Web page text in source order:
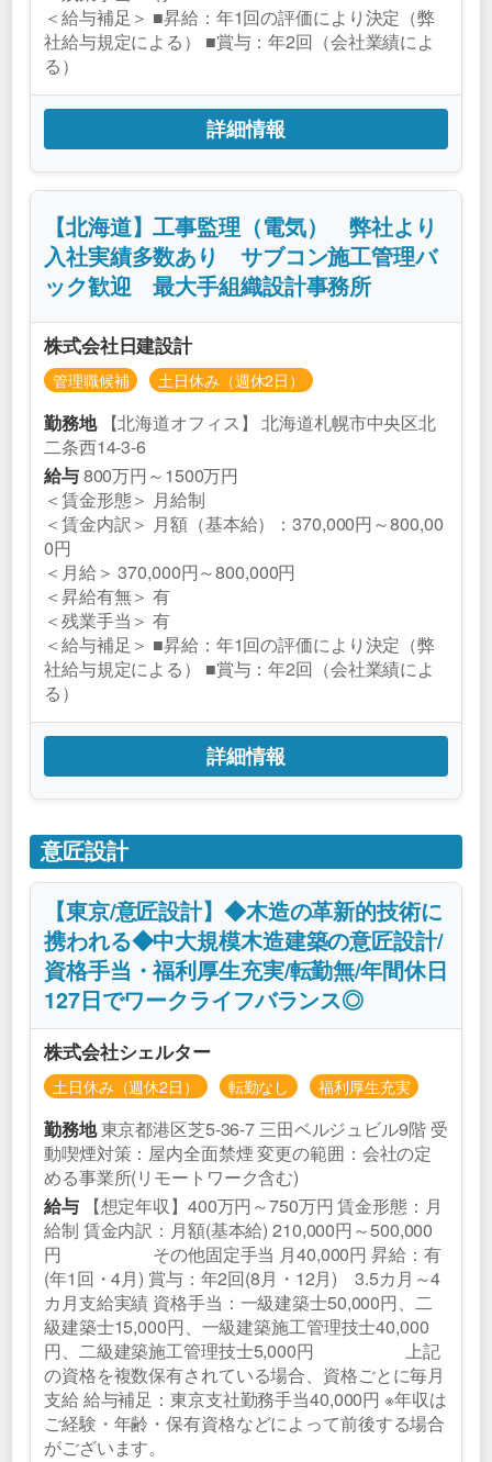
＜給与補足＞ ■昇給：年1回の評価により決定（弊
社給与規定による） ■賞与：年2回（会社業績によ
る）
詳細情報
【北海道】工事監理（電気） 弊社より
入社実績多数あり サブコン施工管理バ
ック歓迎 最大手組織設計事務所
株式会社日建設計
管理職候補 土日休み（週休2日）
勤務地【北海道オフィス】 北海道札幌市中央区北
二条西14-3-6
給与800万円～1500万円
＜賃金形態＞ 月給制
＜賃金内訳＞ 月額（基本給）：370,000円～800,00
0円
＜月給＞ 370,000円～800,000円
＜昇給有無＞ 有
＜残業手当＞ 有
＜給与補足＞ ■昇給：年1回の評価により決定（弊
社給与規定による） ■賞与：年2回（会社業績によ
る）
詳細情報
意匠設計
【東京/意匠設計】◆木造の革新的技術に
携われる◆中大規模木造建築の意匠設計/
資格手当・福利厚生充実/転勤無/年間休日
127日でワークライフバランス◎
株式会社シェルター
土日休み（週休2日） 転勤なし 福利厚生充実
勤務地東京都港区芝5‐36-7 三田ベルジュビル9階 受
動喫煙対策：屋内全面禁煙 変更の範囲：会社の定
める事業所(リモートワーク含む)
給与【想定年収】400万円～750万円 賃金形態：月
給制 賃金内訳：月額(基本給) 210,000円～500,000
円 その他固定手当 月40,000円 昇給：有
(年1回・4月) 賞与：年2回(8月・12月) 3.5カ月～4
カ月支給実績 資格手当：一級建築士50,000円、二
級建築士15,000円、一級建築施工管理技士40,000
円、二級建築施工管理技士5,000円 上記
の資格を複数保有されている場合、資格ごとに毎月
支給 給与補足：東京支社勤務手当40,000円 ※年収は
ご経験・年齢・保有資格などによって前後する場合
がございます。